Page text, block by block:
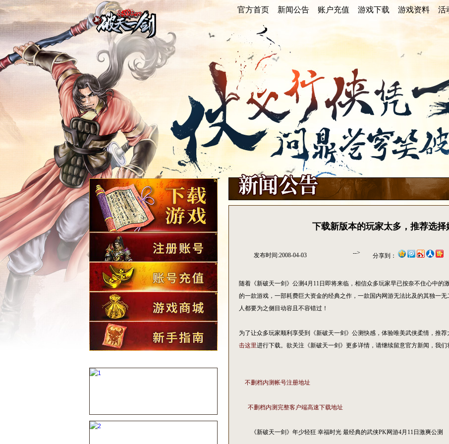
官方首页 新闻公告 账户充值 游戏下载 游戏资料 活
官方首页 新闻公告 账户充值 游戏下载 游戏资料 活
下载新版本的玩家太多，推荐选择
发布时间:2008-04-03 分享到：
-->
随着《新破天一剑》公测4月11日即将来临，相信众多玩家早已按奈不住心中的
的一款游戏，一部耗费巨大资金的经典之作，一款国内网游无法比及的其独一
人都要为之侧目动容且不容错过！
为了让众多玩家顺利享受到《新破天一剑》公测快感，体验唯美武侠柔情，推
击这里进行下载。欲关注《新破天一剑》更多详情，请继续留意官方新闻，我们
不删档内测帐号注册地址
不删档内测完整客户端高速下载地址
《新破天一剑》年少轻狂 幸福时光 最经典的武侠PK网游4月11日激爽公测